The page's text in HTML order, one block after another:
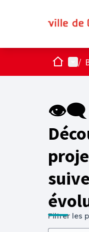
Accueil/
👁‍🗨
Filtrer les